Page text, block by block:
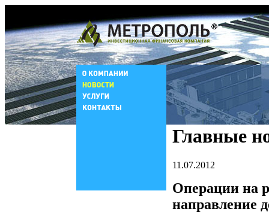
Главные
11.07.2012
Операции на